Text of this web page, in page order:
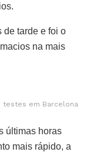
de tarde e foi o
na mais
testes em Barcelona
últimas horas
mais rápido, a